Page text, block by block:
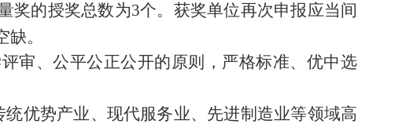
奖的授奖总数为3个。 获奖单位再次申报应当间
缺。
审、公平公正公开的原则，严格标准、优中选
优势产业、现代服务业、先进制造业等领域高